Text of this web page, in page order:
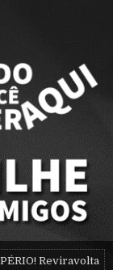
Reviravolta